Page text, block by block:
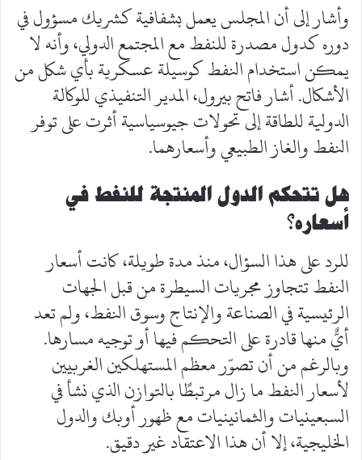
وأشار إلى أن المجلس يعمل بشفافية كشريك مسؤول في
دوره كدول مصدرة للنفط مع المجتمع الدولي، وأنه لا
يمكن استخدام النفط كوسيلة عسكرية بأي شكل من
الأشكال. أشار فاتح بيرول، المدير التنفيذي للوكالة
الدولية للطاقة إلى تحولات جيوسياسية أثرت على توفر
النفط والغاز الطبيعي وأسعارهما.
هل تتحكم الدول المنتجة للنفط في
أسعاره؟
للرد على هذا السؤال، منذ مدة طويلة، كانت أسعار
النفط تتجاوز مجريات السيطرة من قبل الجهات
الرئيسية في الصناعة والإنتاج وسوق النفط، ولم تعد
أيٌّ منها قادرة على التحكم فيها أو توجيه مسارها.
وبالرغم من أن تصوّر معظم المستهلكين الغربيين
لأسعار النفط ما زال مرتبطًا بالتوازن الذي نشأ في
السبعينيات والثمانينيات مع ظهور أوبك والدول
الخليجية، إلا أن هذا الاعتقاد غير دقيق.